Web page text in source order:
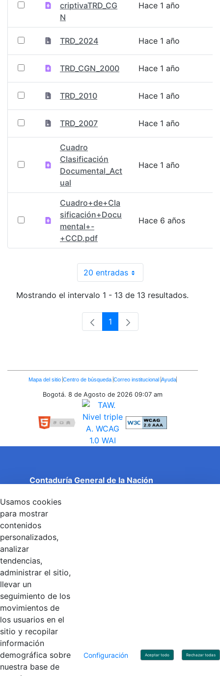
criptivaTRD_CG
N
Hace 1 año
TRD_2024 Hace 1 año
TRD_CGN_2000 Hace 1 año
TRD_2010 Hace 1 año
TRD_2007 Hace 1 año
Cuadro
Clasificación
Documental_Act
ual
Hace 1 año
Cuadro+de+Cla
sificación+Docu
mental+-
+CCD.pdf
Hace 6 años
20 entradasPor página
Mostrando el intervalo 1 - 13 de 13 resultados.
Página
1
Enlaces
Inferiores
Mapa del sitio Centro de búsqueda Correo institucional Ayuda
Bogotá. 8 de Agosto de 2026 09:07 am
Contaduría General de la Nación
Entidad adscrita al Ministerio de Hacienda y Crédito
Público
Torre 1 (Aire) - Piso 15, Bogotá D.C., Colombia
Código Postal: 111071
Linkedin
Contacto
Línea de servicio al ciudadano: +57(601) 492 64 00
Correo Institucional:
Correo de notificaciones judiciales:
notificacionjudicial@contaduria.gov.co
Correo de Asuntos disciplinarios:
Usamos cookies
para mostrar
contenidos
personalizados,
analizar
tendencias,
administrar el sitio,
llevar un
seguimiento de los
movimientos de
los usuarios en el
sitio y recopilar
información
demográfica sobre
nuestra base de
Configuración Aceptar todo Rechazar todas